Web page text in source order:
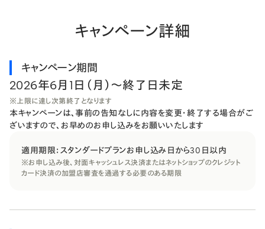
キャンペーン詳細
キャンペーン期間
2026年6月1日（月）〜終了日未定
※上限に達し次第終了となります
本キャンペーンは、事前の告知なしに内容を変更・終了する場合がご
ざいますので、お早めのお申し込みをお願いいたします
適用期限：スタンダードプランお申し込み日から30日以内
※お申し込み後、​対面キャッシュレス決済または​ネットショップの​クレジット
カード決済の​加盟店審査を​通過する​必要の​ある​期限